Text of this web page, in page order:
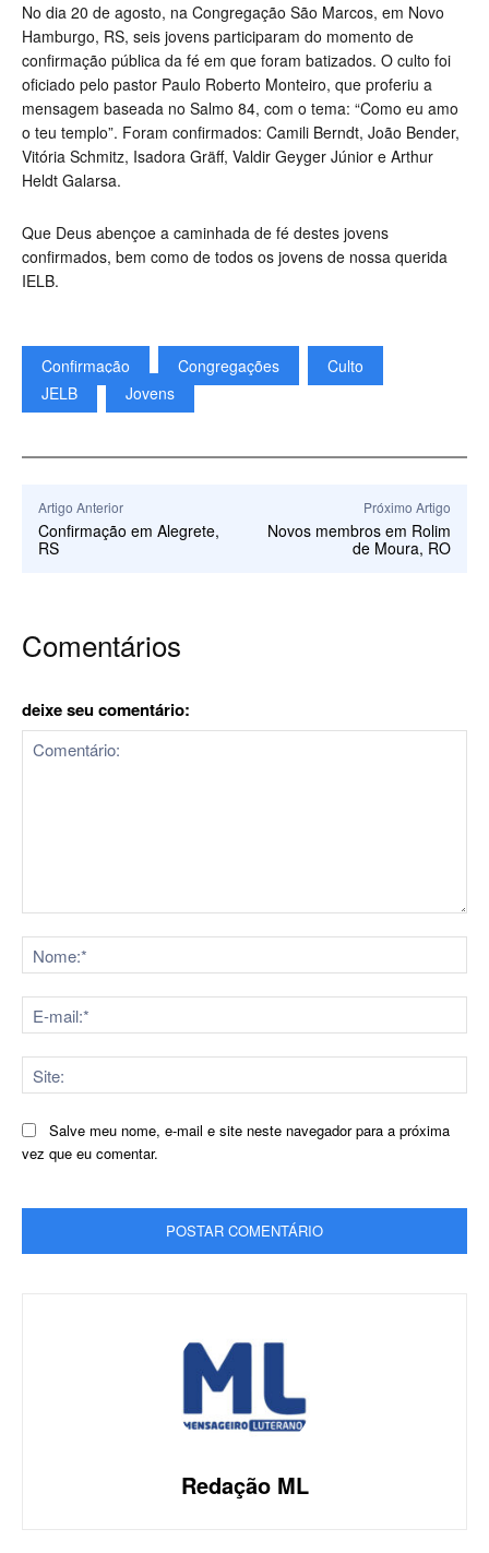
No dia 20 de agosto, na Congregação São Marcos, em Novo
Hamburgo, RS, seis jovens participaram do momento de
confirmação pública da fé em que foram batizados. O culto foi
oficiado pelo pastor Paulo Roberto Monteiro, que proferiu a
mensagem baseada no Salmo 84, com o tema: “Como eu amo
o teu templo”. Foram confirmados: Camili Berndt, João Bender,
Vitória Schmitz, Isadora Gräff, Valdir Geyger Júnior e Arthur
Heldt Galarsa.
Que Deus abençoe a caminhada de fé destes jovens
confirmados, bem como de todos os jovens de nossa querida
IELB.
Confirmação Congregações
Culto
JELB
Jovens
Artigo Anterior
Confirmação em Alegrete,
RS
Próximo Artigo
Novos membros em Rolim
de Moura, RO
Comentários
deixe seu comentário:
Salve meu nome, e-mail e site neste navegador para a próxima
vez que eu comentar.
Redação ML